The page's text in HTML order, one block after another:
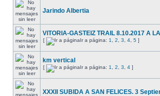
Jarindo Albertia
VITORIA-GASTEIZ TRAIL 8.10.2017 A
[ Ir a página: 1 2 3 4 5 ]
km vertical
[ Ir a página: 1 2 3 4 ]
XXXII SUBIDA A SAN FELICES. 3